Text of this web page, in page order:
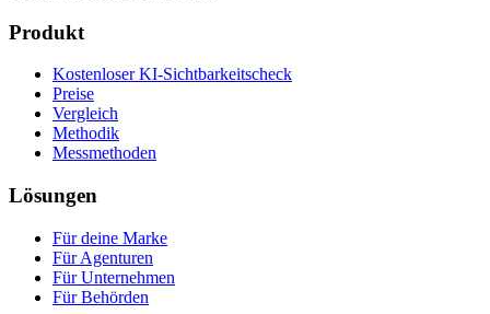
Produkt
Kostenloser KI-Sichtbarkeitscheck
Preise
Vergleich
Methodik
Messmethoden
Lösungen
Für deine Marke
Für Agenturen
Für Unternehmen
Für Behörden